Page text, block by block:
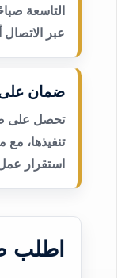
التاسعة
عبر
ضمان على
تحصل على
تنفيذها، مع
استقرار
اطلب